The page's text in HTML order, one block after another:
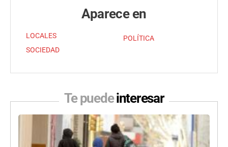
Aparece en
LOCALES
SOCIEDAD
POLÍTICA
Te puedeinteresar